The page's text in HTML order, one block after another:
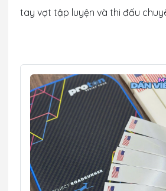
tay vợt tập luyện và thi đấu